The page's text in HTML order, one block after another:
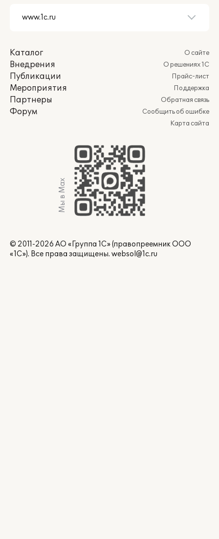
Каталог
Внедрения
Публикации
Мероприятия
Партнеры
Форум
О сайте
О решениях 1С
Прайс-лист
Поддержка
Обратная связь
Сообщить об ошибке
Карта сайта
Мы в Max
© 2011-2026 АО «Группа 1С» (правопреемник ООО
«1С»). Все права защищены. websol@1c.ru